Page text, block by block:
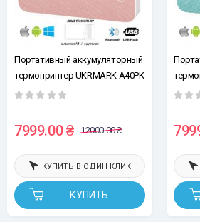
Портативный аккумуляторный
термопринтер UKRMARK A40PK
для печати на термобумаге А4,
7999.00 ₴ 12000.00 ₴
КУПИТЬ
КУПИТЬ В ОДИН КЛИК